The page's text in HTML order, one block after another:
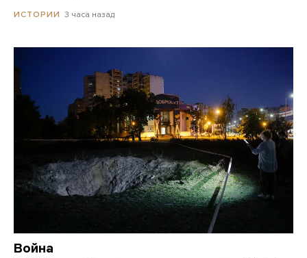
ИСТОРИИ 3 часа назад
Война